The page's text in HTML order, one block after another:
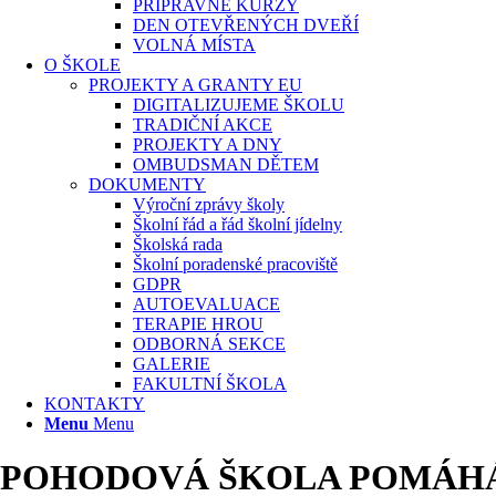
PŘÍPRAVNÉ KURZY
DEN OTEVŘENÝCH DVEŘÍ
VOLNÁ MÍSTA
O ŠKOLE
PROJEKTY A GRANTY EU
DIGITALIZUJEME ŠKOLU
TRADIČNÍ AKCE
PROJEKTY A DNY
OMBUDSMAN DĚTEM
DOKUMENTY
Výroční zprávy školy
Školní řád a řád školní jídelny
Školská rada
Školní poradenské pracoviště
GDPR
AUTOEVALUACE
TERAPIE HROU
ODBORNÁ SEKCE
GALERIE
FAKULTNÍ ŠKOLA
KONTAKTY
Menu Menu
POHODOVÁ ŠKOLA